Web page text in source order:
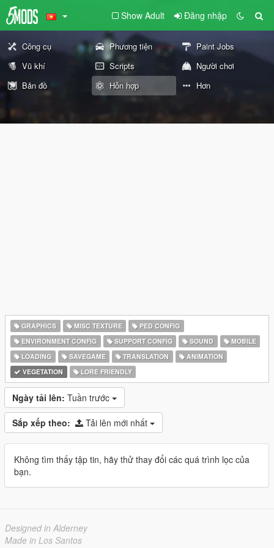
Show Adult Đăng nhập
Công cụ Phương tiện
Paint Jobs
Vũ khí
Scripts
Người chơi
Bản đồ
Hỗn hợp Hơn
GRAPHICS MISC TEXTURE
PED CONFIG
ENVIRONMENT CONFIG
SUPPORT CONFIG SOUND
MOBILE
LOADING
SAVEGAME TRANSLATION
ANIMATION
VEGETATION
LORE FRIENDLY
Ngày tải lên: Tuần trước
Sắp xếp theo: Tải lên mới nhất
Không tìm thấy tập tin, hãy thử thay đổi các quá trình lọc của
bạn.
Designed in Alderney
Made in Los Santos